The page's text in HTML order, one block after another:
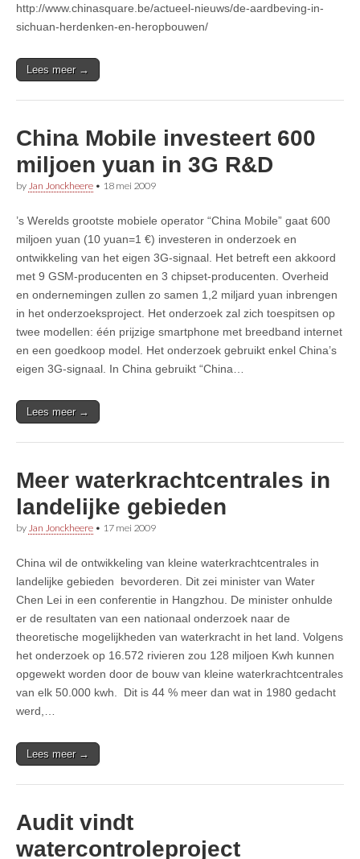
http://www.chinasquare.be/actueel-nieuws/de-aardbeving-in-
sichuan-herdenken-en-heropbouwen/
Lees meer →
China Mobile investeert 600
miljoen yuan in 3G R&D
by Jan Jonckheere • 18 mei 2009
’s Werelds grootste mobiele operator “China Mobile” gaat 600
miljoen yuan (10 yuan=1 €) investeren in onderzoek en
ontwikkeling van het eigen 3G-signaal. Het betreft een akkoord
met 9 GSM-producenten en 3 chipset-producenten. Overheid
en ondernemingen zullen zo samen 1,2 miljard yuan inbrengen
in het onderzoeksproject. Het onderzoek zal zich toespitsen op
twee modellen: één prijzige smartphone met breedband internet
en een goedkoop model. Het onderzoek gebruikt enkel China’s
eigen 3G-signaal. In China gebruikt “China…
Lees meer →
Meer waterkrachtcentrales in
landelijke gebieden
by Jan Jonckheere • 17 mei 2009
China wil de ontwikkeling van kleine waterkrachtcentrales in
landelijke gebieden bevorderen. Dit zei minister van Water
Chen Lei in een conferentie in Hangzhou. De minister onhulde
er de resultaten van een nationaal onderzoek naar de
theoretische mogelijkheden van waterkracht in het land. Volgens
het onderzoek op 16.572 rivieren zou 128 miljoen Kwh kunnen
opgewekt worden door de bouw van kleine waterkrachtcentrales
van elk 50.000 kwh. Dit is 44 % meer dan wat in 1980 gedacht
werd,…
Lees meer →
Audit vindt
watercontroleproject